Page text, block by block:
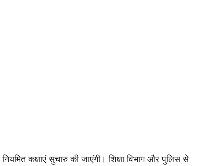
कक्षाएं सुचारु की जाएंगी। शिक्षा विभाग और पुलिस से